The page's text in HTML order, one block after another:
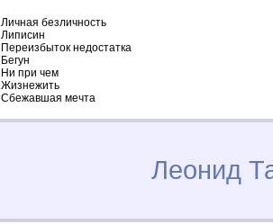
Личная безличность
Липисин
Переизбыток недостатка
Бегун
Ни при чем
Жизнежить
Сбежавшая мечта
Леонид